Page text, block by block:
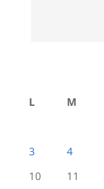
L
M
3
4
10
11